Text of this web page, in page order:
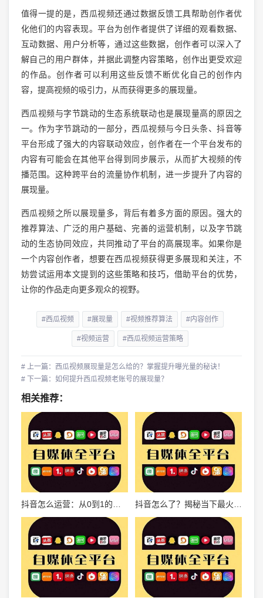
值得一提的是，西瓜视频还通过数据反馈工具帮助创作者优
化他们的内容表现。平台为创作者提供了详细的观看数据、
互动数据、用户分析等，通过这些数据，创作者可以深入了
解自己的用户群体，并据此调整内容策略，创作出更受欢迎
的作品。创作者可以利用这些反馈不断优化自己的创作内
容，提高视频的吸引力，从而获得更多的展现量。
西瓜视频与字节跳动的生态系统联动也是展现量高的原因之
一。作为字节跳动的一部分，西瓜视频与今日头条、抖音等
平台形成了强大的内容联动效应，创作者在一个平台发布的
内容有可能会在其他平台得到同步展示，从而扩大视频的传
播范围。这种跨平台的流量协作机制，进一步提升了内容的
展现量。
西瓜视频之所以展现量多，背后有着多方面的原因。强大的
推荐算法、广泛的用户基础、完善的运营机制，以及字节跳
动的生态协同效应，共同推动了平台的高展现率。如果你是
一个内容创作者，想要在西瓜视频获得更多展现和关注，不
妨尝试运用本文提到的这些策略和技巧，借助平台的优势，
让你的作品走向更多观众的视野。
#西瓜视频 #展现量 #视频推荐算法 #内容创作
#视频运营 #西瓜视频运营策略
# 上一篇：西瓜视频展现量是怎么给的？掌握提升曝光量的秘诀！
# 下一篇：如何提升西瓜视频老账号的展现量？
相关推荐：